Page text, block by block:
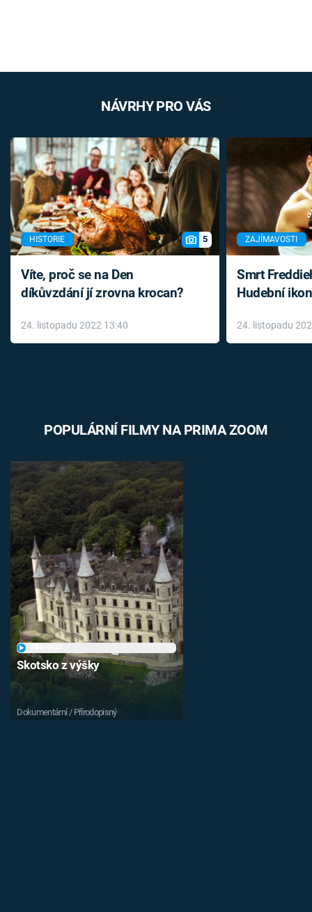
NÁVRHY PRO VÁS
HISTORIE 5
Víte, proč se na Den
díkůvzdání jí zrovna krocan?
24. listopadu 2022 13:40
ZAJÍMAVOSTI
Smrt
Hudební
léky
24. listopadu
POPULÁRNÍ FILMY NA PRIMA ZOOM
Skotsko z výšky
Dokumentární / Přírodopisný